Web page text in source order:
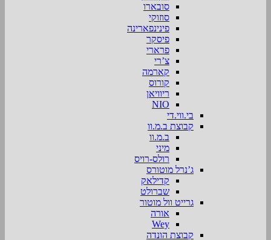
סובארו
סוזוקי
פינינפארינה
פיסקר
פרארי
צ’רי
קארמה
קורוס
ריוויאן
NIO
בי.ווי.די
קבוצת ב.מ.וו
ב.מ.וו
מיני
רולס-רויס
ג’נרל מוטורס
קדילאק
שברולט
גרייט וול מוטור
אורה
Wey
קבוצת הונדה